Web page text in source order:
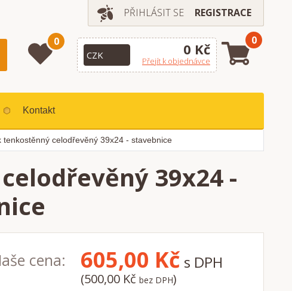
PŘIHLÁSIT SE REGISTRACE
0 0 Kč
Přejít k objednávce
0
Kontakt
tenkostěnný celodřevěný 39x24 - stavebnice
39x24 -
cena: 605,00 Kč s DPH
(500,00 Kč bez DPH)